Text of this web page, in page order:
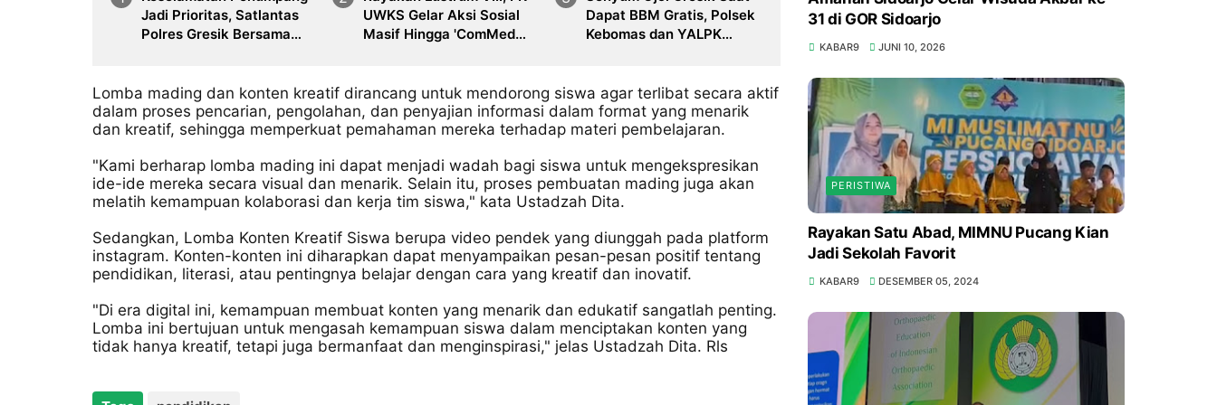
Jadi Prioritas, Satlantas
Polres Gresik Bersama
726 B
UWKS Gelar Aksi Sosial
Masif Hingga 'ComMed
Dapat BBM Gratis, Polsek
Kebomas dan YALPK
Lomba mading dan konten kreatif dirancang untuk mendorong siswa agar terlibat secara aktif
dalam proses pencarian, pengolahan, dan penyajian informasi dalam format yang menarik
dan kreatif, sehingga memperkuat pemahaman mereka terhadap materi pembelajaran.
"Kami berharap lomba mading ini dapat menjadi wadah bagi siswa untuk mengekspresikan
ide-ide mereka secara visual dan menarik. Selain itu, proses pembuatan mading juga akan
melatih kemampuan kolaborasi dan kerja tim siswa," kata Ustadzah Dita.
Sedangkan, Lomba Konten Kreatif Siswa berupa video pendek yang diunggah pada platform
instagram. Konten-konten ini diharapkan dapat menyampaikan pesan-pesan positif tentang
pendidikan, literasi, atau pentingnya belajar dengan cara yang kreatif dan inovatif.
"Di era digital ini, kemampuan membuat konten yang menarik dan edukatif sangatlah penting.
Lomba ini bertujuan untuk mengasah kemampuan siswa dalam menciptakan konten yang
tidak hanya kreatif, tetapi juga bermanfaat dan menginspirasi," jelas Ustadzah Dita. Rls
31 di GOR Sidoarjo
KABAR9 JUNI 10, 2026
PERISTIWA
Rayakan Satu Abad, MIMNU Pucang Kian
Jadi Sekolah Favorit
KABAR9 DESEMBER 05, 2024